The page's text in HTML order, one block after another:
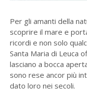
Per gli amanti della
scoprire il mare e
ricordi e non solo
Santa Maria di Leuca
lasciano a bocca
sono rese ancor più
dato loro nei secoli.